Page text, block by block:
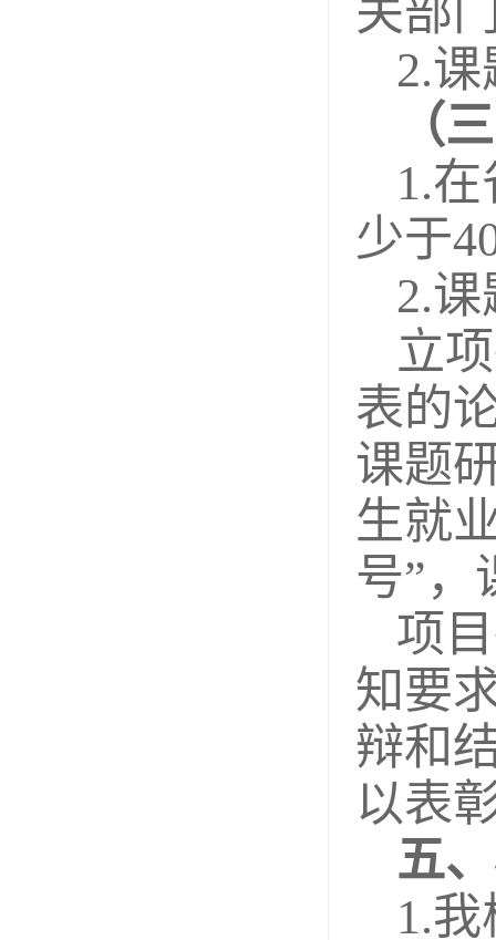
关部
2.
（
1.
少于
2.
立
表的
课题
生就
号”，
项
知要
辩和
以表
五
1.